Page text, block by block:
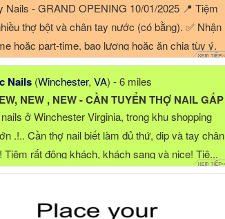
Nails - GRAND OPENING 10/01/2025 📍 Tiệm
thợ bột và chân tay nước (có bằng). ✅ Nhận
hoặc part-time, bao lương hoặc ăn chia tùy ý.
là...
Nails (Winchester,VA) - 6 miles
NEW , NEW - CẦN TUYỂN THỢ NAIL GẤP
ở Winchester Virginia, trong khu shopping
.!.. Cần thợ nail biết làm đủ thứ, dip và tay chân
Tiệm rất đông khách, khách sang và nice! Tiệ...